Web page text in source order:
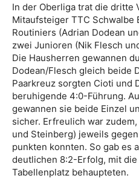
In der Oberliga trat die dritte
Mitaufsteiger TTC Schwalbe
Routiniers (Adrian Dodean
zwei Junioren (Nik Flesch
Die Hausherren gewannen
Dodean/Flesch gleich beide
Paarkreuz sorgten Cioti und
beruhigende 4:0-Führung.
gewannen sie beide Einzel
sicher. Erfreulich war zudem,
und Steinberg) jeweils
punkten konnten. So gab es
deutlichen 8:2-Erfolg, mit
Tabellenplatz behaupteten.